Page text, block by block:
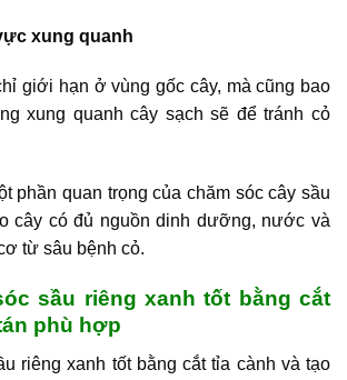
xung quanh
giới hạn ở vùng gốc cây, mà cũng bao
xung quanh cây sạch sẽ để tránh cỏ
phần quan trọng của chăm sóc cây sầu
cây có đủ nguồn dinh dưỡng, nước và
từ sâu bệnh cỏ.
sầu riêng xanh tốt bằng cắt
phù hợp
riêng xanh tốt bằng cắt tỉa cành và tạo